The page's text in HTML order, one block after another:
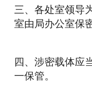
三、各处室领导
室由局办公室保
四、涉密载体应
一保管。